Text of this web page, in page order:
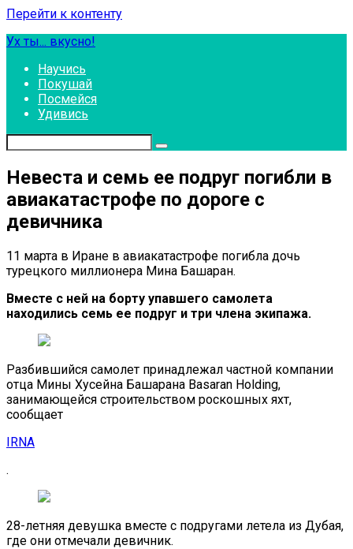
Перейти к контенту
Ух ты... вкусно!
Научись
Покушай
Посмейся
Удивись
Невеста и семь ее подруг погибли в
авиакатастрофе по дороге с
девичника
11 марта в Иране в авиакатастрофе погибла дочь
турецкого миллионера Мина Башаран.
Вместе с ней на борту упавшего самолета
находились семь ее подруг и три члена экипажа.
Разбившийся самолет принадлежал частной компании
отца Мины Хусейна Башарана Basaran Holding,
занимающейся строительством роскошных яхт,
сообщает
IRNA
.
28-летняя девушка вместе с подругами летела из Дубая,
где они отмечали девичник.